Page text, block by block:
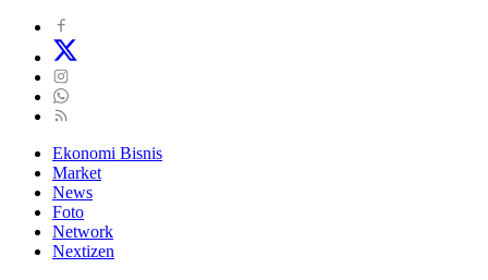
Ekonomi Bisnis
Market
News
Foto
Network
Nextizen